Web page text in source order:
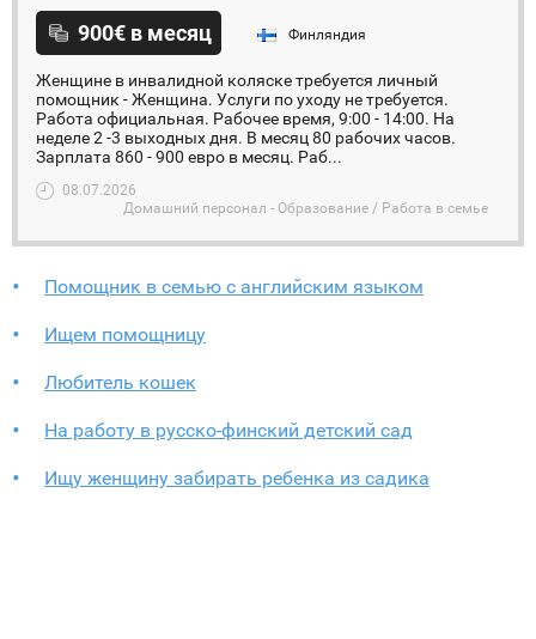
900€ в месяц Финляндия
Женщине в инвалидной коляске требуется личный
помощник - Женщина. Услуги по уходу не требуется.
Работа официальная. Рабочее время, 9:00 - 14:00. На
неделе 2 -3 выходных дня. B месяц 80 рабочих часов.
Зарплата 860 - 900 евро в месяц. Раб...
08.07.2026
Домашний персонал - Образование / Работа в семье
Помощник в семью с английским языком
Ищем помощницу
Любитель кошек
На работу в русско-финский детский сад
Ищу женщину забирать ребенка из садика